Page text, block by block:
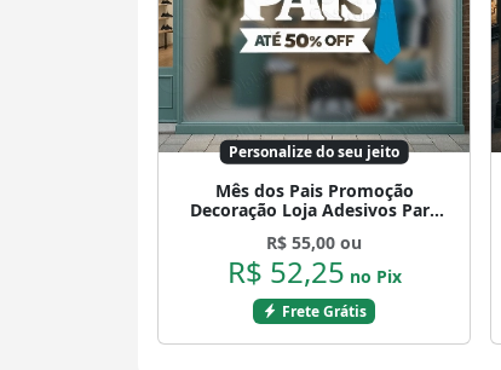
Personalize do seu jeito
Mês dos Pais Promoção
Decoração Loja Adesivos Para
R$ 55,00 ou
R$ 52,25 no Pix
Frete Grátis